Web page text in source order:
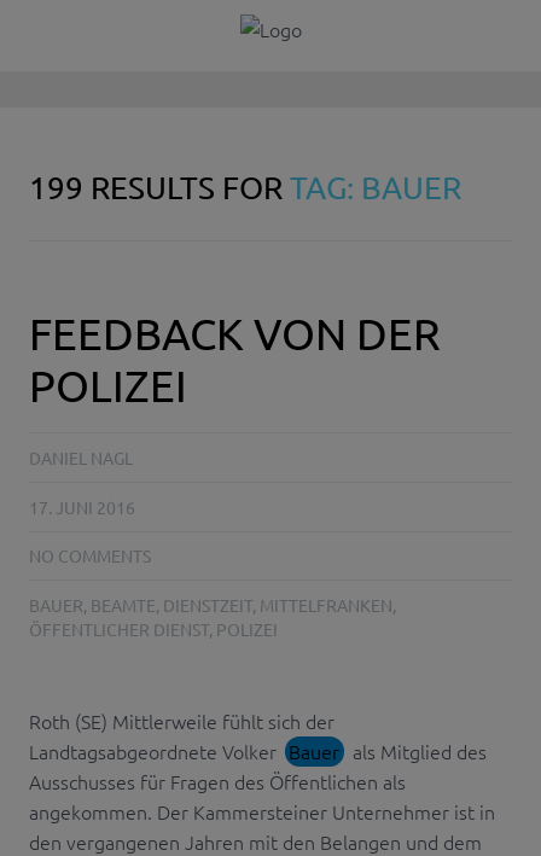
199 RESULTS FORTAG: BAUER
FEEDBACK VON DER
POLIZEI
DANIEL NAGL
17. JUNI 2016
NO COMMENTS
BAUER, BEAMTE, DIENSTZEIT, MITTELFRANKEN,
ÖFFENTLICHER DIENST, POLIZEI
Roth (SE) Mittlerweile fühlt sich der
Landtagsabgeordnete Volker Bauer als Mitglied des
Ausschusses für Fragen des Öffentlichen als
angekommen. Der Kammersteiner Unternehmer ist in
den vergangenen Jahren mit den Belangen und dem